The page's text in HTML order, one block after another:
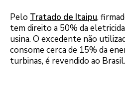
Pelo Tratado de Itaipu,
tem direito a 50% da
usina. O excedente não
consome cerca de 15% da
turbinas, é revendido ao Brasil.